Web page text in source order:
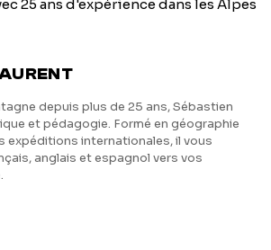
depuis plus de 25 ans, Sébastien
et pédagogie. Formé en géographie
expéditions internationales, il vous
anglais et espagnol vers vos